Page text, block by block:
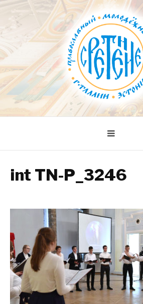
content
СРЕТЕНИЕ
int TN-P_3246